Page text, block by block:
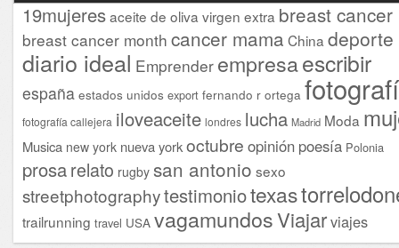
19mujeresaceite de oliva virgen extra breast cancer
breast cancer month cancer mama China deporte
diario ideal Emprender empresaescribir
españa estados unidos export fernando r ortega
fotografía callejera iloveaceite londres lucha Madrid Moda
Musica new york nueva yorkoctubre opinión poesía Polonia
prosarelato rugby san antonio sexo
streetphotographytestimoniotexas
trailrunning travel USA vagamundosViajarviajes